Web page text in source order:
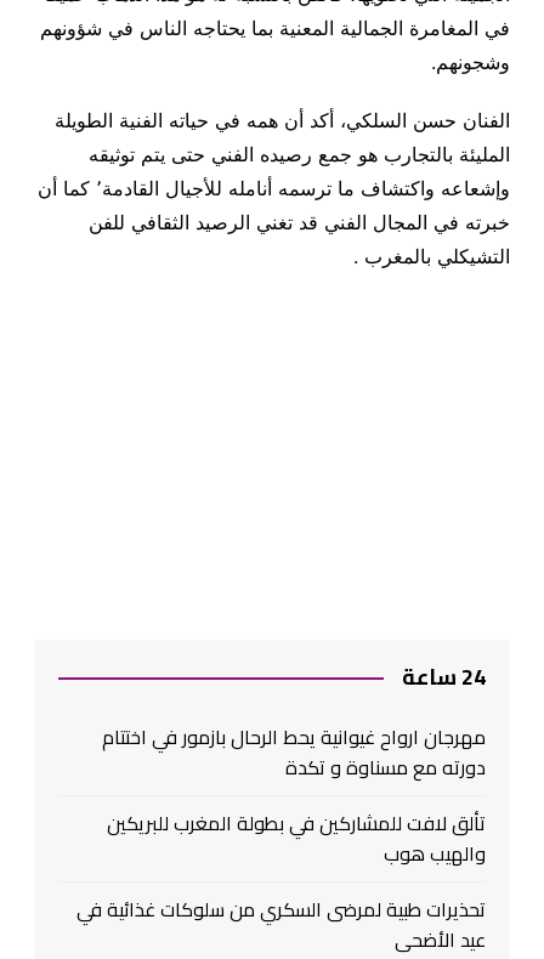
في المغامرة الجمالية المعنية بما يحتاجه الناس في شؤونهم
وشجونهم.
الفنان حسن السلكي، أكد أن همه في حياته الفنية الطويلة
المليئة بالتجارب هو جمع رصيده الفني حتى يتم توثيقه
وإشعاعه واكتشاف ما ترسمه أنامله للأجيال القادمة٬ كما أن
خبرته في المجال الفني قد تغني الرصيد الثقافي للفن
التشيكلي بالمغرب .
24 ساعة
مهرجان ارواح غيوانية يحط الرحال بازمور في اختتام
دورته مع مسناوة و تكدة
تألق لافت للمشاركين في بطولة المغرب للبريكين
والهيب هوب
تحذيرات طبية لمرضى السكري من سلوكات غذائية في
عيد الأضحى